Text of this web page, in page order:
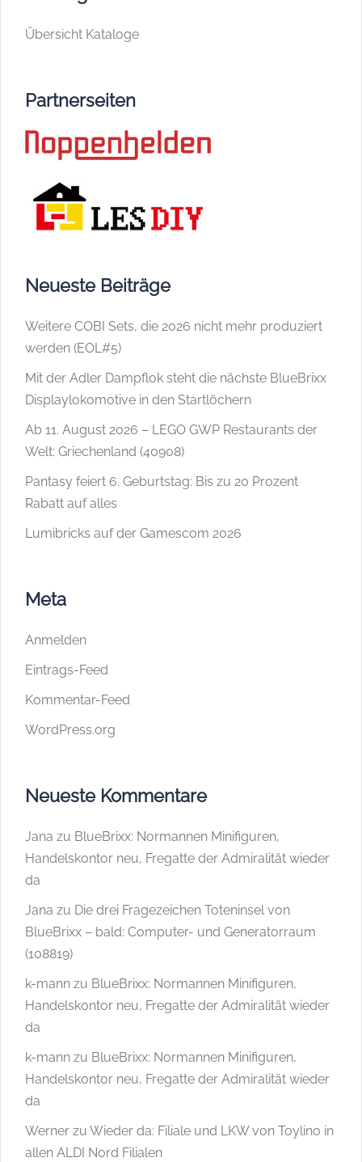
Übersicht Kataloge
Partnerseiten
Neueste Beiträge
Weitere COBI Sets, die 2026 nicht mehr produziert
werden (EOL#5)
Mit der Adler Dampflok steht die nächste BlueBrixx
Displaylokomotive in den Startlöchern
Ab 11. August 2026 – LEGO GWP Restaurants der
Welt: Griechenland (40908)
Pantasy feiert 6. Geburtstag: Bis zu 20 Prozent
Rabatt auf alles
Lumibricks auf der Gamescom 2026
Meta
Anmelden
Eintrags-Feed
Kommentar-Feed
WordPress.org
Neueste Kommentare
Jana zu BlueBrixx: Normannen Minifiguren,
Handelskontor neu, Fregatte der Admiralität wieder
da
Jana zu Die drei Fragezeichen Toteninsel von
BlueBrixx – bald: Computer- und Generatorraum
(108819)
k-mann zu BlueBrixx: Normannen Minifiguren,
Handelskontor neu, Fregatte der Admiralität wieder
da
k-mann zu BlueBrixx: Normannen Minifiguren,
Handelskontor neu, Fregatte der Admiralität wieder
da
Werner zu Wieder da: Filiale und LKW von Toylino in
allen ALDI Nord Filialen